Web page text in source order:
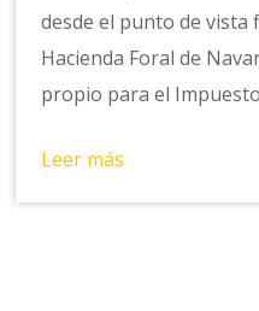
desde el punto de vista
Hacienda Foral de
propio para el
Leer más